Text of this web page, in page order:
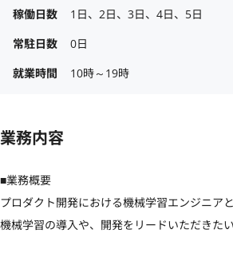
稼働日数
1日、2日、3日、4日、5日
常駐日数
0日
就業時間
10時～19時
業務内容
■業務概要
プロダクト開発における機械学習エンジニア
機械学習の導入や、開発をリードいただきた